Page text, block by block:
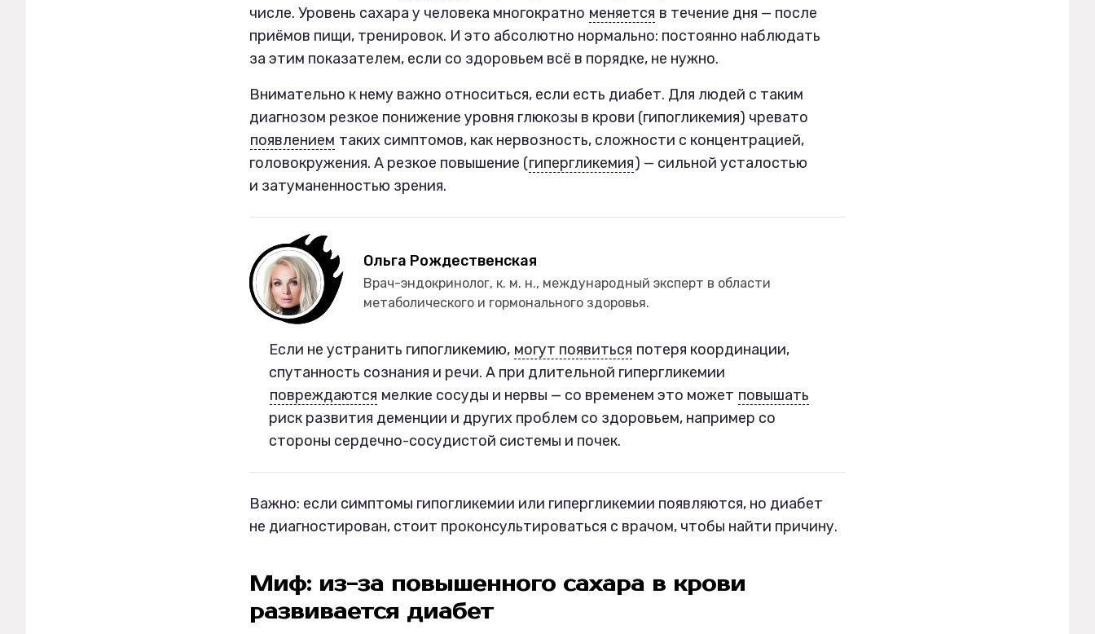
числе. Уровень сахара у человека многократно меняется в течение дня — после
приёмов пищи, тренировок. И это абсолютно нормально: постоянно наблюдать
за этим показателем, если со здоровьем всё в порядке, не нужно.
Внимательно к нему важно относиться, если есть диабет. Для людей с таким
диагнозом резкое понижение уровня глюкозы в крови (гипогликемия) чревато
появлением таких симптомов, как нервозность, сложности с концентрацией,
головокружения. А резкое повышение (гипергликемия) — сильной усталостью
и затуманенностью зрения.
Ольга Рождественская
Врач-эндокринолог, к. м. н., международный эксперт в области
метаболического и гормонального здоровья.
Если не устранить гипогликемию, могут появиться потеря координации,
спутанность сознания и речи. А при длительной гипергликемии
повреждаются мелкие сосуды и нервы — со временем это может повышать
риск развития деменции и других проблем со здоровьем, например со
стороны сердечно-сосудистой системы и почек.
Важно: если симптомы гипогликемии или гипергликемии появляются, но диабет
не диагностирован, стоит проконсультироваться с врачом, чтобы найти причину.
Миф: из-за повышенного сахара в крови
развивается диабет